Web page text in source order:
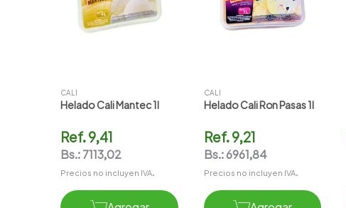
CALI
Helado Cali Mantec 1l
Ref.9,41
Bs.:7113,02
Precios no incluyen IVA.
CALI
Helado Cali Ron Pasas 1l
Ref.9,21
Bs.:6961,84
Precios no incluyen IVA.